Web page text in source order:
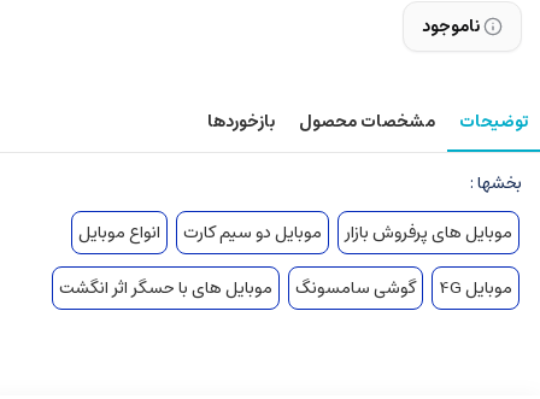
ناموجود
توضیحات مشخصات محصول بازخوردها
بخشها :
موبایل های پرفروش بازار
موبایل دو سیم کارت
انواع موبایل
موبایل 4G
گوشی سامسونگ موبایل های با حسگر اثر انگشت